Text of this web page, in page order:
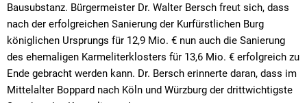
Bausubstanz. Bürgermeister Dr. Walter Bersch freut sich, dass
nach der erfolgreichen Sanierung der Kurfürstlichen Burg
königlichen Ursprungs für 12,9 Mio. € nun auch die Sanierung
des ehemaligen Karmeliterklosters für 13,6 Mio. € erfolgreich zu
Ende gebracht werden kann. Dr. Bersch erinnerte daran, dass im
Mittelalter Boppard nach Köln und Würzburg der drittwichtigste